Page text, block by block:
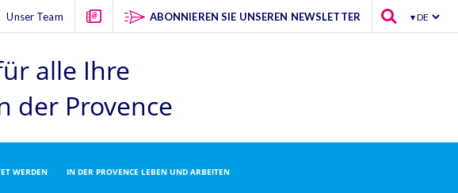
ABONNIEREN SIE UNSEREN NEWSLETTER
Unser Team
alle Ihre
der Provence
WERDEN IN DER PROVENCE LEBEN UND ARBEITEN